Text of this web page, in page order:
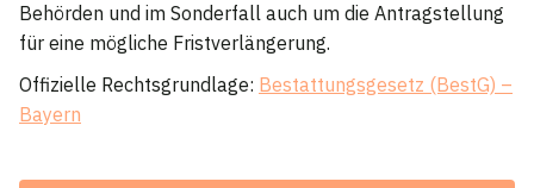
Behörden und im Sonderfall auch um die Antragstellung
für eine mögliche Fristverlängerung.
Offizielle Rechtsgrundlage: Bestattungsgesetz (BestG) –
Bayern